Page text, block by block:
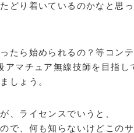
どり着いているのかなと思っ
たら始められるの？等コン
アマチュア無線技師を目指し
しょう。
、ライセンスでいうと、
で、何も知らないけどこの